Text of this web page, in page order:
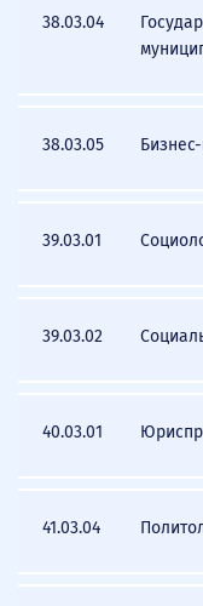
38.03.04
38.03.05
39.03.01
39.03.02
40.03.01
41.03.04